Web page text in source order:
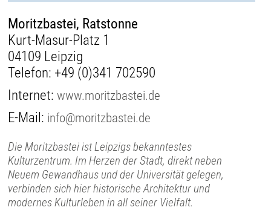
Moritzbastei, Ratstonne
Kurt-Masur-Platz 1
04109 Leipzig
Telefon: +49 (0)341 702590
Internet:www.moritzbastei.de
E-Mail: info@moritzbastei.de
Die Moritzbastei ist Leipzigs bekanntestes
Kulturzentrum. Im Herzen der Stadt, direkt neben
Neuem Gewandhaus und der Universität gelegen,
verbinden sich hier historische Architektur und
modernes Kulturleben in all seiner Vielfalt.